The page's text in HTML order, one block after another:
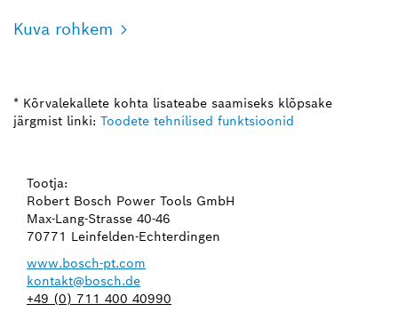
Kuva rohkem
* Kõrvalekallete kohta lisateabe saamiseks klõpsake
järgmist linki: Toodete tehnilised funktsioonid
Tootja:
Robert Bosch Power Tools GmbH
Max-Lang-Strasse 40-46
70771 Leinfelden-Echterdingen
www.bosch-pt.com
kontakt@bosch.de
+49 (0) 711 400 40990